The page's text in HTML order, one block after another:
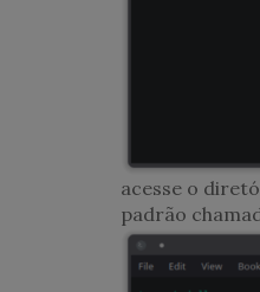
acesse o
padrão